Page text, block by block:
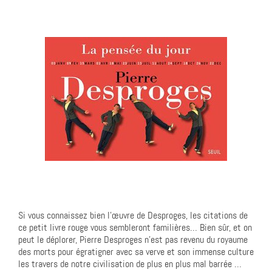
Si vous connaissez bien l’œuvre de Desproges, les citations de
ce petit livre rouge vous sembleront familières… Bien sûr, et on
peut le déplorer, Pierre Desproges n’est pas revenu du royaume
des morts pour égratigner avec sa verve et son immense culture
les travers de notre civilisation de plus en plus mal barrée …